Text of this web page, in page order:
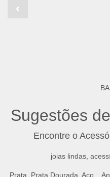
‹
Sugestões
Encontre o
joias lindas,
Prata, Prata Dourada, Aço...